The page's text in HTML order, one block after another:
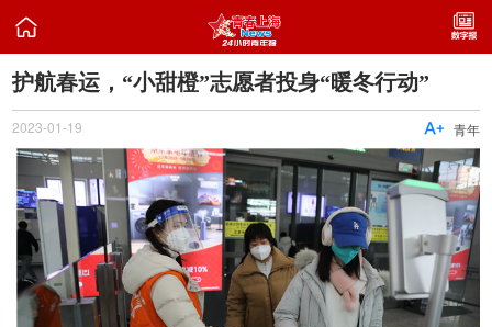

​护航春运，“小甜橙”志愿者投身“暖冬行动”
2023-01-19 青年
